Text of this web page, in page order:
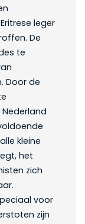
leger
De
te
Door de
kleine
het
zich
voor
zijn